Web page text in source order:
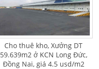
Cho thuê kho, Xưởng DT
59.639m2 ở KCN Long Đức,
Đồng Nai, giá 4.5 usd/m2